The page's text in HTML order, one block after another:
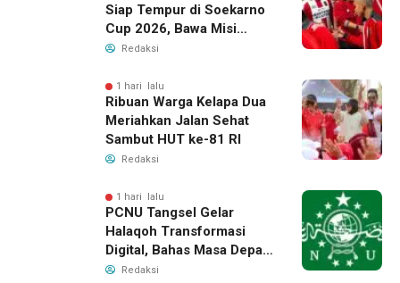
Siap Tempur di Soekarno
Cup 2026, Bawa Misi
Harumkan Nama Banten
Redaksi
1 hari lalu
Ribuan Warga Kelapa Dua
Meriahkan Jalan Sehat
Sambut HUT ke-81 RI
Redaksi
1 hari lalu
PCNU Tangsel Gelar
Halaqoh Transformasi
Digital, Bahas Masa Depan
NU di Era Disrupsi
Redaksi